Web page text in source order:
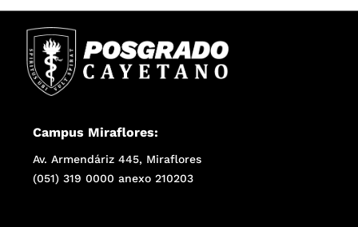
Campus Miraflores:
Av. Armendáriz 445, Miraflores
(051) 319 0000 anexo 210203